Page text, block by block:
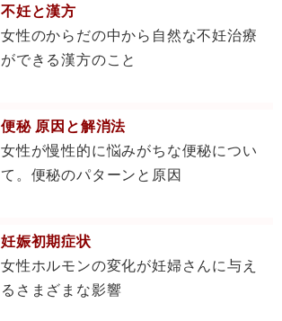
不妊と漢方
女性のからだの中から自然な不妊治療
ができる漢方のこと
便秘 原因と解消法
女性が慢性的に悩みがちな便秘につい
て。便秘のパターンと原因
妊娠初期症状
女性ホルモンの変化が妊婦さんに与え
るさまざまな影響